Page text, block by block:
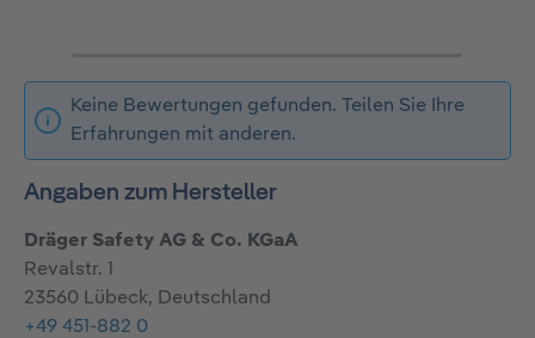
Keine Bewertungen gefunden. Teilen Sie Ihre
Erfahrungen mit anderen.
Angaben zum Hersteller
Dräger Safety AG & Co. KGaA
Revalstr. 1
23560 Lübeck, Deutschland
+49 451-882 0